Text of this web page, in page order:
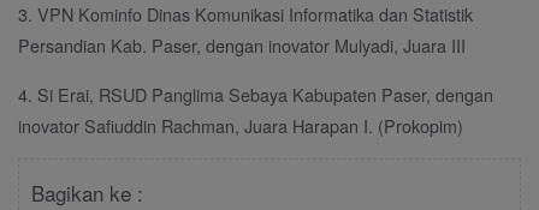
3. VPN Kominfo Dinas Komunikasi Informatika dan Statistik
Persandian Kab. Paser, dengan inovator Mulyadi, Juara III
4. Si Erai, RSUD Panglima Sebaya Kabupaten Paser, dengan
inovator Safiuddin Rachman, Juara Harapan I. (Prokopim)
Bagikan ke :